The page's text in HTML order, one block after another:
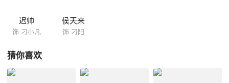
迟帅
饰 刁小凡
侯天来
饰 刁阳
猜你喜欢